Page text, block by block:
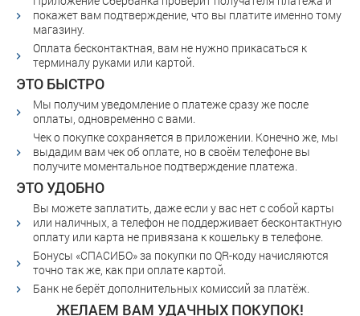
покажет вам подтверждение, что вы платите именно тому
магазину.
Оплата бесконтактная, вам не нужно прикасаться к
терминалу руками или картой.
ЭТО БЫСТРО
Мы получим уведомление о платеже сразу же после
оплаты, одновременно с вами.
Чек о покупке сохраняется в приложении. Конечно же, мы
выдадим вам чек об оплате, но в своём телефоне вы
получите моментальное подтверждение платежа.
ЭТО УДОБНО
Вы можете заплатить, даже если у вас нет с собой карты
или наличных, а телефон не поддерживает бесконтактную
оплату или карта не привязана к кошельку в телефоне.
Бонусы «СПАСИБО» за покупки по QR-коду начисляются
точно так же, как при оплате картой.
Банк не берёт дополнительных комиссий за платёж.
ЖЕЛАЕМ ВАМ УДАЧНЫХ ПОКУПОК!